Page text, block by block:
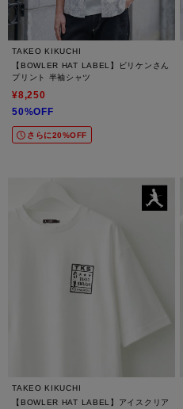
TAKEO KIKUCHI
【BOWLER HAT LABEL】ビリケンさん
プリント 半袖シャツ
¥8,250
50%OFF
さらに20%OFF
TAKEO KIKUCHI
【BOWLER HAT LABEL】アイスクリア